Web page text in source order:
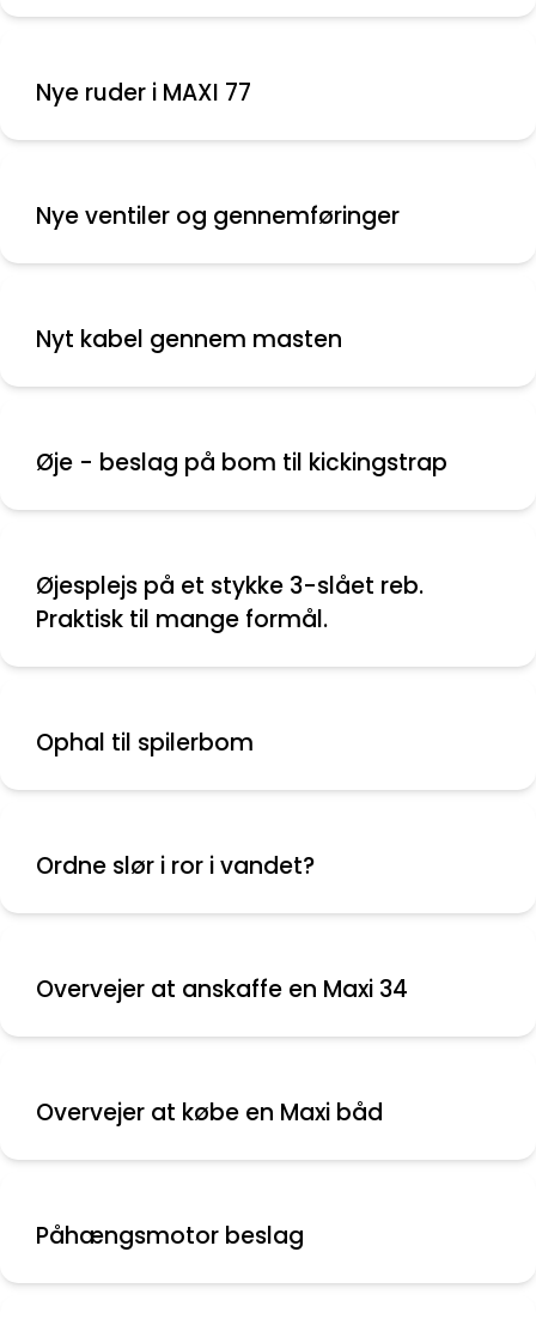
Nye ruder i MAXI 77
Nye ventiler og gennemføringer
Nyt kabel gennem masten
Øje - beslag på bom til kickingstrap
Øjesplejs på et stykke 3-slået reb.
Praktisk til mange formål.
Ophal til spilerbom
Ordne slør i ror i vandet?
Overvejer at anskaffe en Maxi 34
Overvejer at købe en Maxi båd
Påhængsmotor beslag